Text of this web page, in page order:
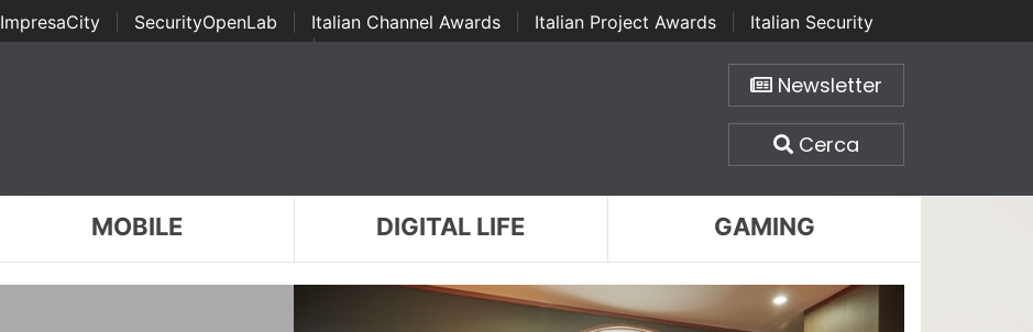
ImpresaCity SecurityOpenLab Italian Channel Awards Italian Project Awards
Italian Security
Awards | ...
Newsletter
Cerca
MOBILE DIGITAL LIFE GAMING